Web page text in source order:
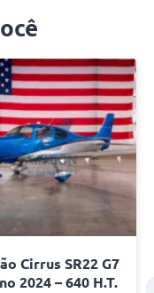
Cirrus SR22 G7
2024 – 640 H.T.